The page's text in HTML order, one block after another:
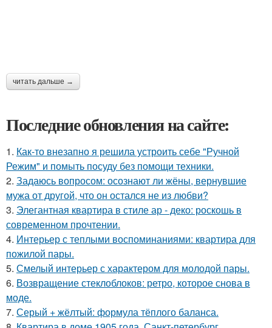
читать дальше →
Последние обновления на сайте:
1. Как-то внезапно я решила устроить себе "Ручной
Режим" и помыть посуду без помощи техники.
2. Задаюсь вопросом: осознают ли жёны, вернувшие
мужа от другой, что он остался не из любви?
3. Элегантная квартира в стиле ар - деко: роскошь в
современном прочтении.
4. Интерьер с теплыми воспоминаниями: квартира для
пожилой пары.
5. Смелый интерьер с характером для молодой пары.
6. Возвращение стеклоблоков: ретро, которое снова в
моде.
7. Серый + жёлтый: формула тёплого баланса.